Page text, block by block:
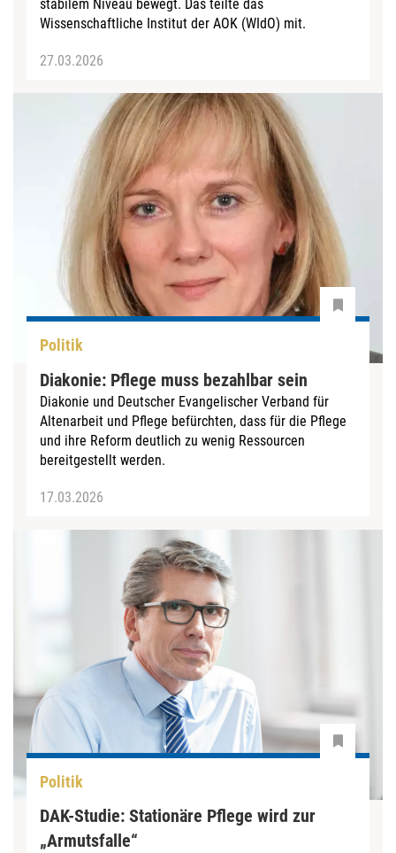
stabilem Niveau bewegt. Das teilte das
Wissenschaftliche Institut der AOK (WIdO) mit.
27.03.2026
Politik
Diakonie: Pflege muss bezahlbar sein
Diakonie und Deutscher Evangelischer Verband für
Altenarbeit und Pflege befürchten, dass für die Pflege
und ihre Reform deutlich zu wenig Ressourcen
bereitgestellt werden.
17.03.2026
Politik
DAK-Studie: Stationäre Pflege wird zur
„Armutsfalle“